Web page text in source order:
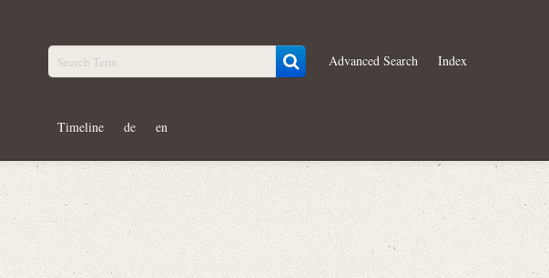
Advanced Search Index
Timeline de en